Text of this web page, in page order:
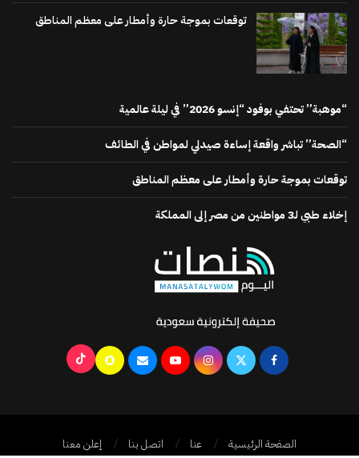
توقعات بموجة حارة وأمطار على معظم المناطق
“موهبة” تحتفي بوفود “إنسو 2026” في ليلة عالمية
“الصحة” تباشر واقعة إساءة صيدلي لمواطن في الطائف
توقعات بموجة حارة وأمطار على معظم المناطق
إخلاء طبي لـ3 مواطنين من مصر إلى المملكة
الصفحة الرئيسية عنا اتصل بنا إعلن معنا